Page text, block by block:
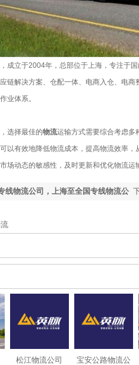
立于2004年，总部位于上海，专注于国
链解决方案、仓配一体、电商入仓、电
业体系。
择最佳的物流运输方式需要综合考虑多
以有效地降低物流成本，提高物流效率
场动态的敏感性，及时更新和优化物流运
线物流公司，上海至全国专线物流公
松江物流公司
宝安公路物流公